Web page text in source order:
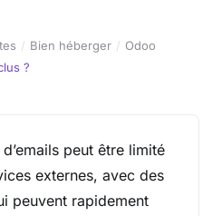
Bien héberger
Odoo
?
peut être limité
externes, avec des
peuvent rapidement